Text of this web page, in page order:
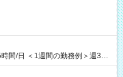
間/日 ＜1週間の勤務例＞週3回
日 好きな時にお仕事